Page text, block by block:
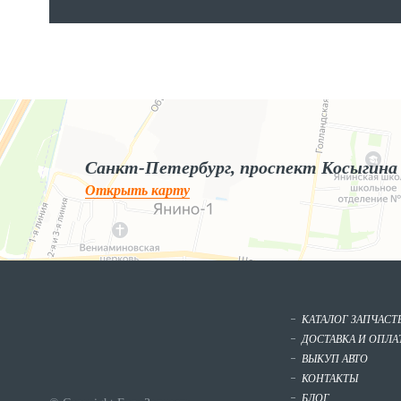
Яндекс.Карты
Яндекс.Карты — поиск мест и адресов, городской транспорт
Санкт-Петербург, проспект Косыгина
Открыть карту
КАТАЛОГ
ДОСТАВКА И
ВЫКУП АВТО
КОНТАКТЫ
БЛОГ